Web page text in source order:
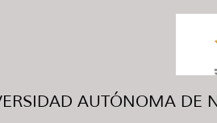
AUTÓNOMA DE